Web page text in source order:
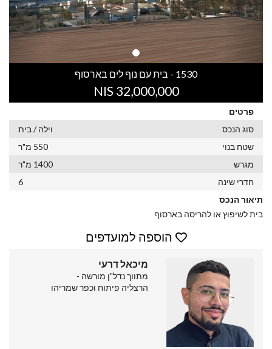
1530 - בית עם נוף לים בארסוף
32,000,000 NIS
פרטים
סוג הנכס
וילה / בית
שטח בנוי
550 מ"ר
מגרש
1400 מ"ר
חדרי שינה
6
תיאור הנכס
בית לשיפוץ או להריסה בארסוף
הוספה למועדפים
מיכאל דרעי
מתווך נדל"ן מורשה -
הרצליה פיתוח וכפר שמריהו